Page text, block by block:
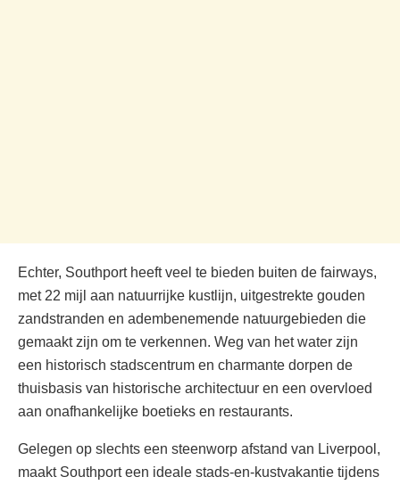
Echter, Southport heeft veel te bieden buiten de fairways,
met 22 mijl aan natuurrijke kustlijn, uitgestrekte gouden
zandstranden en adembenemende natuurgebieden die
gemaakt zijn om te verkennen. Weg van het water zijn
een historisch stadscentrum en charmante dorpen de
thuisbasis van historische architectuur en een overvloed
aan onafhankelijke boetieks en restaurants.
Gelegen op slechts een steenworp afstand van Liverpool,
maakt Southport een ideale stads-en-kustvakantie tijdens